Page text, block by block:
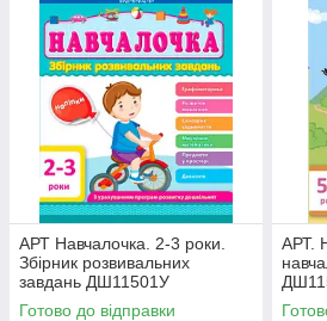
АРТ Навчалочка. 2-3 роки.
Збірник розвивальних
завдань ДШ11501У
Готово до відправки
АРТ.